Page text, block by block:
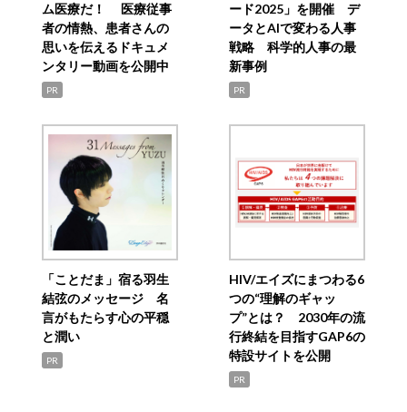
ム医療だ！ 医療従事
者の情熱、患者さんの
思いを伝えるドキュメ
ンタリー動画を公開中
PR
ード2025」を開催 デ
ータとAIで変わる人事
戦略 科学的人事の最
新事例
PR
「ことだま」宿る羽生
結弦のメッセージ 名
言がもたらす心の平穏
と潤い
PR
HIV/エイズにまつわる6
つの“理解のギャッ
プ”とは？ 2030年の流
行終結を目指すGAP6の
特設サイトを公開
PR